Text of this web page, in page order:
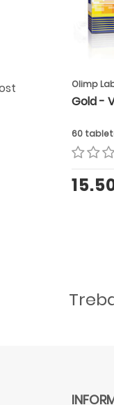
Olimp
Gold -
60